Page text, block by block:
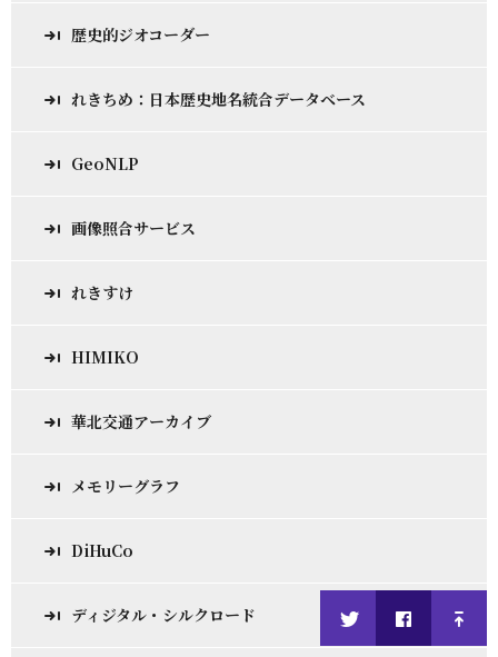
歴史的ジオコーダー
れきちめ：日本歴史地名統合データベース
GeoNLP
画像照合サービス
れきすけ
HIMIKO
華北交通アーカイブ
メモリーグラフ
DiHuCo
ディジタル・シルクロード